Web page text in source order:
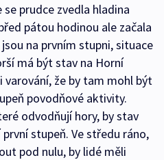
prudce zvedla hladina
pátou hodinou ale začala
na prvním stupni, situace
má být stav na Horní
že by tam mohl být
povodňové aktivity.
odvodňují hory, by stav
stupeň. Ve středu ráno,
pod nulu, by lidé měli